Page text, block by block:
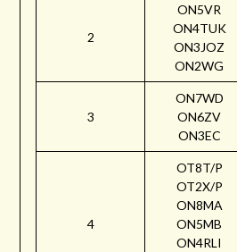
2
ON5VR
ON4TUK
ON3JOZ
ON2WG
3
ON7WD
ON6ZV
ON3EC
4
OT8T/P
OT2X/P
ON8MA
ON5MB
ON4RLI